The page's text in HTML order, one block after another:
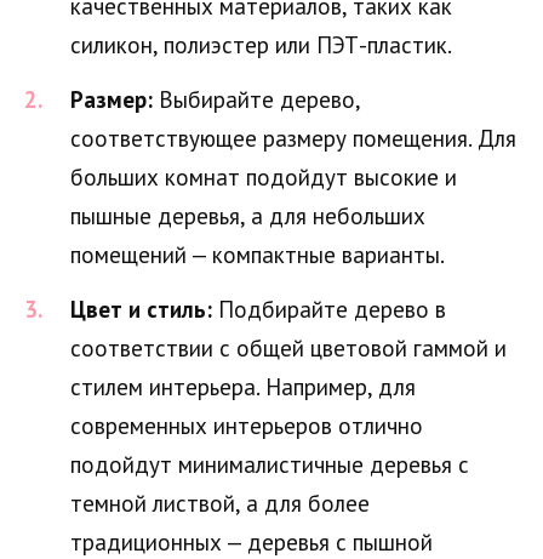
силикон, полиэстер или ПЭТ-пластик.
Размер: Выбирайте дерево,
соответствующее размеру помещения. Для
больших комнат подойдут высокие и
пышные деревья, а для небольших
помещений — компактные варианты.
Цвет и стиль: Подбирайте дерево в
соответствии с общей цветовой гаммой и
стилем интерьера. Например, для
современных интерьеров отлично
подойдут минималистичные деревья с
темной листвой, а для более
традиционных — деревья с пышной